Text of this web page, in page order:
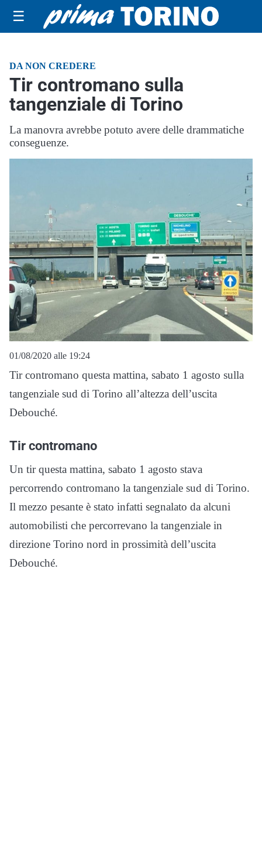
☰
DA NON CREDERE
Tir contromano sulla
tangenziale di Torino
La manovra avrebbe potuto avere delle drammatiche
conseguenze.
01/08/2020 alle 19:24
Tir contromano questa mattina, sabato 1 agosto sulla
tangenziale sud di Torino all’altezza dell’uscita
Debouché.
Tir contromano
Un tir questa mattina, sabato 1 agosto stava
percorrendo contromano la tangenziale sud di Torino.
Il mezzo pesante è stato infatti segnalato da alcuni
automobilisti che percorrevano la tangenziale in
direzione Torino nord in prossimità dell’uscita
Debouché.